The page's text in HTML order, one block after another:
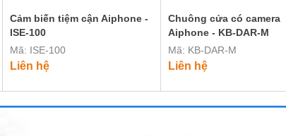
Cảm biến tiệm cận Aiphone -
ISE-100
Mã: ISE-100
Liên hệ
Chuông cửa có camera
Aiphone - KB-DAR-M
Mã: KB-DAR-M
Liên hệ